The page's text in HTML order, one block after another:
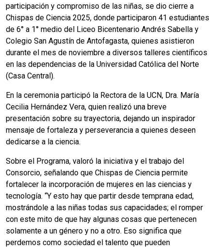
participación y compromiso de las niñas, se dio cierre a
Chispas de Ciencia 2025, donde participaron 41 estudiantes
de 6° a 1° medio del Liceo Bicentenario Andrés Sabella y
Colegio San Agustín de Antofagasta, quienes asistieron
durante el mes de noviembre a diversos talleres científicos
en las dependencias de la Universidad Católica del Norte
(Casa Central).
En la ceremonia participó la Rectora de la UCN, Dra. María
Cecilia Hernández Vera, quien realizó una breve
presentación sobre su trayectoria, dejando un inspirador
mensaje de fortaleza y perseverancia a quienes deseen
dedicarse a la ciencia.
Sobre el Programa, valoró la iniciativa y el trabajo del
Consorcio, señalando que Chispas de Ciencia permite
fortalecer la incorporación de mujeres en las ciencias y
tecnología. “Y esto hay que partir desde temprana edad,
mostrándole a las niñas todas sus capacidades; el romper
con este mito de que hay algunas cosas que pertenecen
solamente a un género y no a otro. Eso significa que
perdemos como sociedad el talento que pueden